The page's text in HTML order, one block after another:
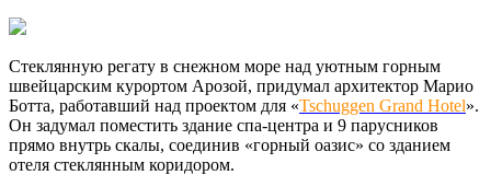
Стеклянную регату в снежном море над уютным горным
швейцарским курортом Арозой, придумал архитектор Марио
Ботта, работавший над проектом для «Tschuggen Grand Hotel».
Он задумал поместить здание спа-центра и 9 парусников
прямо внутрь скалы, соединив «горный оазис» со зданием
отеля стеклянным коридором.